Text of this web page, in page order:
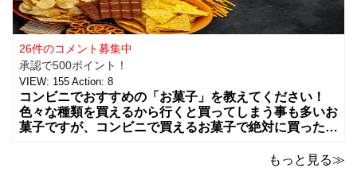
26件のコメント募集中
承認で500ポイント！
VIEW: 155 Action: 8
コンビニでおすすめの「お菓子」を教えてください！
色々な種類を買えるから行くと買ってしまう事も多いお
菓子ですが、コンビニで買えるお菓子で絶対に買った方
もっと見る≫